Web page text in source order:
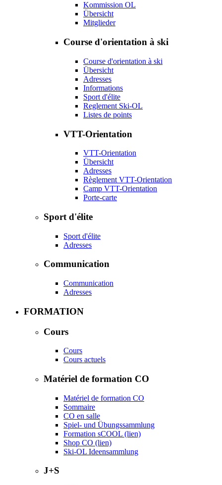
Kommission OL
Übersicht
Mitglieder
Course d'orientation à ski
Course d'orientation à ski
Übersicht
Adresses
Informations
Sport d'élite
Reglement Ski-OL
Listes de points
VTT-Orientation
VTT-Orientation
Übersicht
Adresses
Règlement VTT-Orientation
Camp VTT-Orientation
Porte-carte
Sport d'élite
Sport d'élite
Adresses
Communication
Communication
Adresses
FORMATION
Cours
Cours
Cours actuels
Matériel de formation CO
Matériel de formation CO
Sommaire
CO en salle
Spiel- und Übungssammlung
Formation sCOOL (lien)
Shop CO (lien)
Ski-OL Ideensammlung
J+S